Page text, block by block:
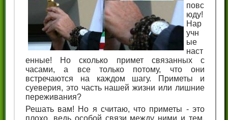
повс
юду!
Нар
учн
ые
наст
енные! Но сколько примет связанных с
часами, а все только потому, что они
встречаются на каждом шагу. Приметы и
суеверия, это часть нашей жизни или лишние
переживания?
Решать вам! Но я считаю, что приметы - это